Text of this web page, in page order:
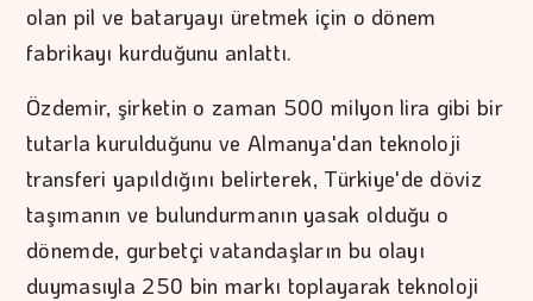
olan pil ve bataryayı üretmek için o dönem
fabrikayı kurduğunu anlattı.
Özdemir, şirketin o zaman 500 milyon lira gibi bir
tutarla kurulduğunu ve Almanya'dan teknoloji
transferi yapıldığını belirterek, Türkiye'de döviz
taşımanın ve bulundurmanın yasak olduğu o
dönemde, gurbetçi vatandaşların bu olayı
duymasıyla 250 bin markı toplayarak teknoloji